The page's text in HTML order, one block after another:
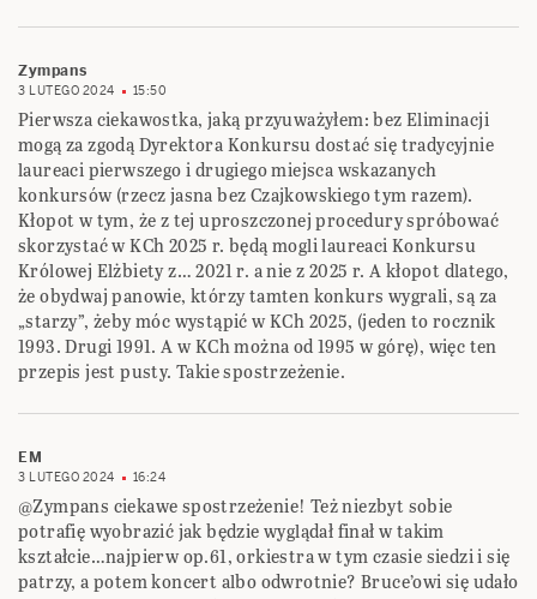
Zympans
3 LUTEGO 2024 15:50
Pierwsza ciekawostka, jaką przyuważyłem: bez Eliminacji
mogą za zgodą Dyrektora Konkursu dostać się tradycyjnie
laureaci pierwszego i drugiego miejsca wskazanych
konkursów (rzecz jasna bez Czajkowskiego tym razem).
Kłopot w tym, że z tej uproszczonej procedury spróbować
skorzystać w KCh 2025 r. będą mogli laureaci Konkursu
Królowej Elżbiety z… 2021 r. a nie z 2025 r. A kłopot dlatego,
że obydwaj panowie, którzy tamten konkurs wygrali, są za
„starzy”, żeby móc wystąpić w KCh 2025, (jeden to rocznik
1993. Drugi 1991. A w KCh można od 1995 w górę), więc ten
przepis jest pusty. Takie spostrzeżenie.
EM
3 LUTEGO 2024 16:24
@Zympans ciekawe spostrzeżenie! Też niezbyt sobie
potrafię wyobrazić jak będzie wyglądał finał w takim
kształcie…najpierw op.61, orkiestra w tym czasie siedzi i się
patrzy, a potem koncert albo odwrotnie? Bruce’owi się udało